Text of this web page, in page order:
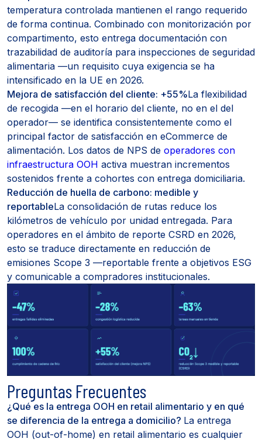
temperatura controlada mantienen el rango requerido
de forma continua. Combinado con monitorización por
compartimento, esto entrega documentación con
trazabilidad de auditoría para inspecciones de seguridad
alimentaria —un requisito cuya exigencia se ha
intensificado en la UE en 2026.
Mejora de satisfacción del cliente: +55%La flexibilidad
de recogida —en el horario del cliente, no en el del
operador— se identifica consistentemente como el
principal factor de satisfacción en eCommerce de
alimentación. Los datos de NPS de operadores con
infraestructura OOH activa muestran incrementos
sostenidos frente a cohortes con entrega domiciliaria.
Reducción de huella de carbono: medible y
reportableLa consolidación de rutas reduce los
kilómetros de vehículo por unidad entregada. Para
operadores en el ámbito de reporte CSRD en 2026,
esto se traduce directamente en reducción de
emisiones Scope 3 —reportable frente a objetivos ESG
y comunicable a compradores institucionales.
Preguntas Frecuentes
¿Qué es la entrega OOH en retail alimentario y en qué
se diferencia de la entrega a domicilio? La entrega
OOH (out-of-home) en retail alimentario es cualquier